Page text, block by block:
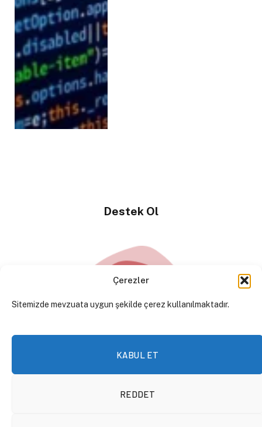
Çerezler
Sitemizde mevzuata uygun şekilde çerez kullanılmaktadır.
KABUL ET
REDDET
Destek Ol